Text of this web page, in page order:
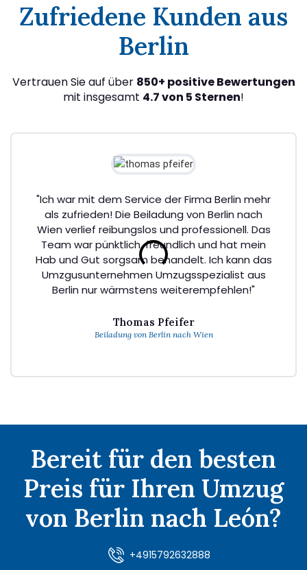
Zufriedene Kunden aus
Berlin
Vertrauen Sie auf über 850+ positive Bewertungen
mit insgesamt 4.7 von 5 Sternen!
"Ich war mit dem Service der Firma Berlin mehr
als zufrieden! Die Beiladung von Berlin nach
Wien verlief reibungslos und professionell. Das
Team war pünktlich, freundlich und hat mein
Hab und Gut sorgsam behandelt. Ich kann das
Umzgusunternehmen Umzugsspezialist aus
Berlin nur wärmstens weiterempfehlen!"
Thomas Pfeifer
Beiladung von Berlin nach Wien
Bereit für den besten
Preis für Ihren Umzug
von Berlin nach León?
+4915792632888